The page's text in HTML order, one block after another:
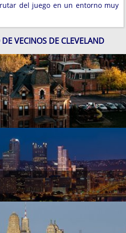
del juego en un entorno muy
VECINOS DE CLEVELAND